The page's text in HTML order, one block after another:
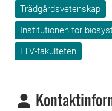
Trädgårdsvetenskap
Institutionen för
LTV-fakulteten